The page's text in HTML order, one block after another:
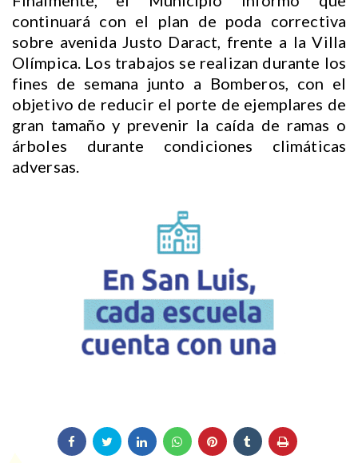
continuará con el plan de poda correctiva
sobre avenida Justo Daract, frente a la Villa
Olímpica. Los trabajos se realizan durante los
fines de semana junto a Bomberos, con el
objetivo de reducir el porte de ejemplares de
gran tamaño y prevenir la caída de ramas o
árboles durante condiciones climáticas
adversas.